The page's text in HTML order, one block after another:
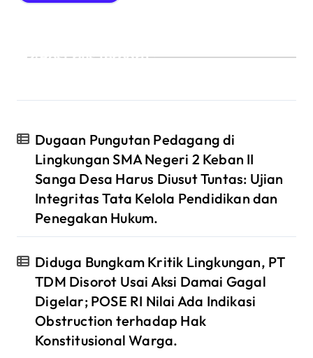
Post rilis terbaru :
Dugaan Pungutan Pedagang di
Lingkungan SMA Negeri 2 Keban II
Sanga Desa Harus Diusut Tuntas: Ujian
Integritas Tata Kelola Pendidikan dan
Penegakan Hukum.
Diduga Bungkam Kritik Lingkungan, PT
TDM Disorot Usai Aksi Damai Gagal
Digelar; POSE RI Nilai Ada Indikasi
Obstruction terhadap Hak
Konstitusional Warga.